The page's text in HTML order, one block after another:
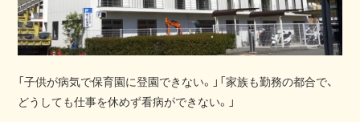
「子供が病気で保育園に登園できない。」「家族も勤務の都合で、
どうしても仕事を休めず看病ができない。」